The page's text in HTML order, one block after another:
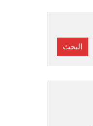
البحث